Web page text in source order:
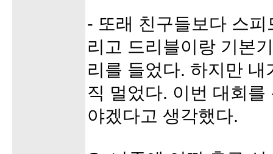
- 또래 친구들보다 스
리고 드리블이랑 기본
리를 들었다. 하지만
직 멀었다. 이번 대회
야겠다고 생각했다.